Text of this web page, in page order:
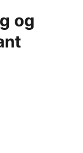
og